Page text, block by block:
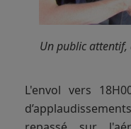
Un public attentif,
L'envol vers